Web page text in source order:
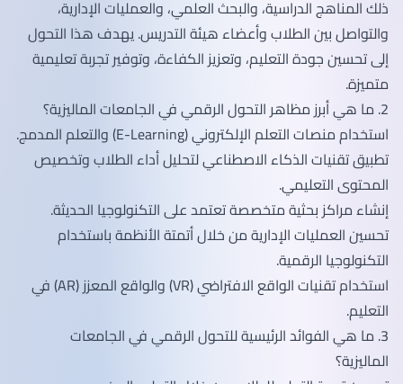
ذلك المناهج الدراسية، والبحث العلمي، والعمليات الإدارية،
والتواصل بين الطلاب وأعضاء هيئة التدريس. يهدف هذا التحول
إلى تحسين جودة التعليم، وتعزيز الكفاءة، وتوفير تجربة تعليمية
متميزة.
2. ما هي أبرز مظاهر التحول الرقمي في الجامعات الماليزية؟
استخدام منصات التعلم الإلكتروني (E-Learning) والتعلم المدمج.
تطبيق تقنيات الذكاء الاصطناعي لتحليل أداء الطلاب وتخصيص
المحتوى التعليمي.
إنشاء مراكز بحثية متخصصة تعتمد على التكنولوجيا الحديثة.
تحسين العمليات الإدارية من خلال أتمتة الأنظمة باستخدام
التكنولوجيا الرقمية.
استخدام تقنيات الواقع الافتراضي (VR) والواقع المعزز (AR) في
التعليم.
3. ما هي الفوائد الرئيسية للتحول الرقمي في الجامعات
الماليزية؟